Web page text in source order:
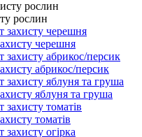
рослин
черешня
абрикос/персик
яблуня та груша
томатів